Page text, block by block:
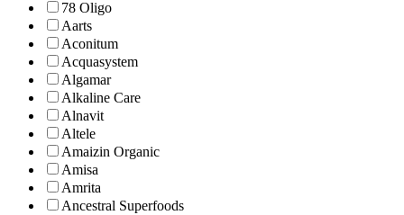
78 Oligo
Aarts
Aconitum
Acquasystem
Algamar
Alkaline Care
Alnavit
Altele
Amaizin Organic
Amisa
Amrita
Ancestral Superfoods